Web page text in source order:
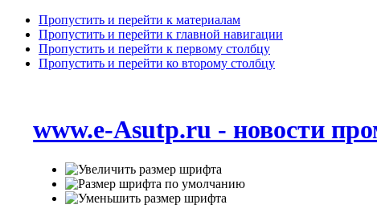
Пропустить и перейти к материалам
Пропустить и перейти к главной навигации
Пропустить и перейти к первому столбцу
Пропустить и перейти ко второму столбцу
www.e-Asutp.ru - новости